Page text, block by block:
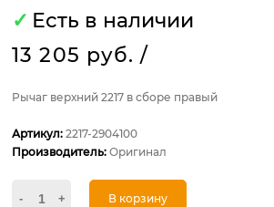
✓ Есть в наличии
13 205 руб. /
Рычаг верхний 2217 в сборе правый
Артикул:2217-2904100
Производитель:Оригинал
- + В корзину